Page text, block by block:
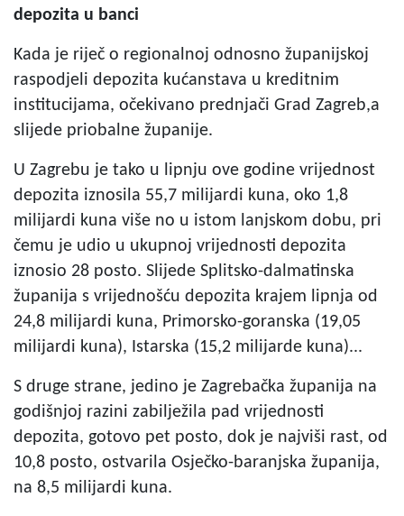
depozita u banci
Kada je riječ o regionalnoj odnosno županijskoj
raspodjeli depozita kućanstava u kreditnim
institucijama, očekivano prednjači Grad Zagreb,a
slijede priobalne županije.
U Zagrebu je tako u lipnju ove godine vrijednost
depozita iznosila 55,7 milijardi kuna, oko 1,8
milijardi kuna više no u istom lanjskom dobu, pri
čemu je udio u ukupnoj vrijednosti depozita
iznosio 28 posto. Slijede Splitsko-dalmatinska
županija s vrijednošću depozita krajem lipnja od
24,8 milijardi kuna, Primorsko-goranska (19,05
milijardi kuna), Istarska (15,2 milijarde kuna)...
S druge strane, jedino je Zagrebačka županija na
godišnjoj razini zabilježila pad vrijednosti
depozita, gotovo pet posto, dok je najviši rast, od
10,8 posto, ostvarila Osječko-baranjska županija,
na 8,5 milijardi kuna.